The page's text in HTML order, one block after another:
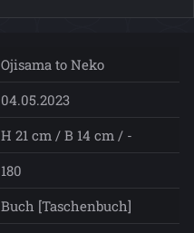
Ojisama to Neko
04.05.2023
H 21 cm / B 14 cm / -
180
Buch [Taschenbuch]